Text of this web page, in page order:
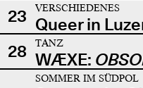
23
VERSCHIEDENES
Queer in
28
TANZ
WÆXE:
SOMMER IM SÜDPOL